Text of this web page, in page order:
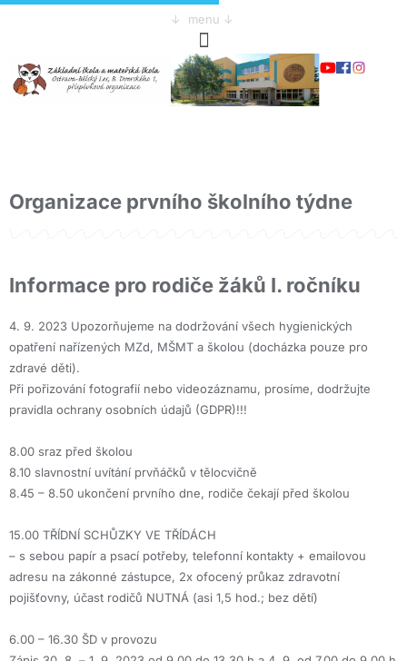
↓ menu ↓
Organizace prvního školního týdne
Informace pro rodiče žáků I. ročníku
4. 9. 2023 Upozorňujeme na dodržování všech hygienických
opatření nařízených MZd, MŠMT a školou (docházka pouze pro
zdravé děti).
Při pořizování fotografií nebo videozáznamu, prosíme, dodržujte
pravidla ochrany osobních údajů (GDPR)!!!
8.00 sraz před školou
8.10 slavnostní uvítání prvňáčků v tělocvičně
8.45 – 8.50 ukončení prvního dne, rodiče čekají před školou
15.00 TŘÍDNÍ SCHŮZKY VE TŘÍDÁCH
– s sebou papír a psací potřeby, telefonní kontakty + emailovou
adresu na zákonné zástupce, 2x ofocený průkaz zdravotní
pojišťovny, účast rodičů NUTNÁ (asi 1,5 hod.; bez dětí)
6.00 – 16.30 ŠD v provozu